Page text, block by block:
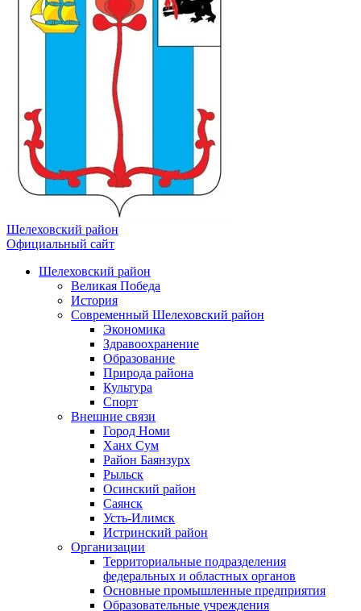
Шелеховский район
Официальный сайт
Шелеховский район
Великая Победа
История
Современный Шелеховский район
Экономика
Здравоохранение
Образование
Природа района
Культура
Спорт
Внешние связи
Город Номи
Ханх Сум
Район Баянзурх
Рыльск
Осинский район
Саянск
Усть-Илимск
Истринский район
Организации
Территориальные подразделения
федеральных и областных органов
Основные промышленные предприятия
Образовательные учреждения